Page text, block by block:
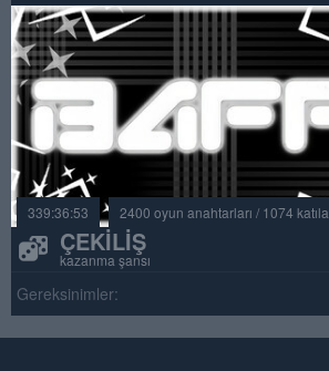
339:36:53 2400 oyun anahtarları / 1074
ÇEKILIŞ
kazanma şansı
Gereksinimler: